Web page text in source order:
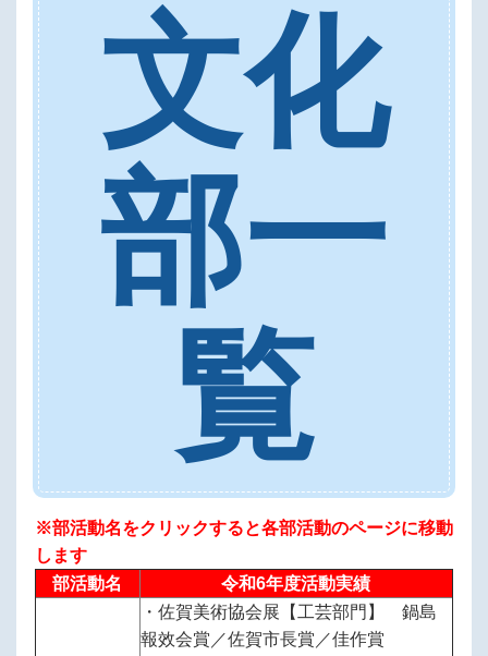
文化
部一
覧
※部活動名をクリックすると各部活動のページに移動
します
部活動名
令和6年度活動実績
・佐賀美術協会展【工芸部門】 鍋島
報效会賞／佐賀市長賞／佳作賞